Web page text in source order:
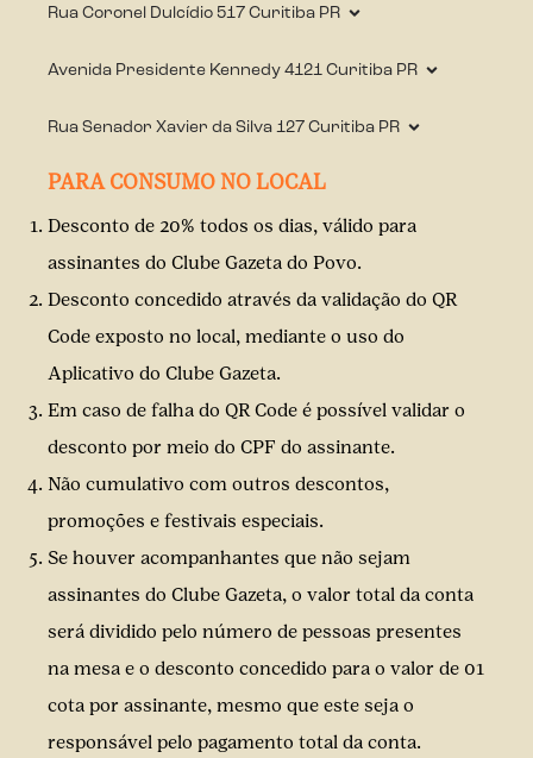
Rua Coronel Dulcídio 517 Curitiba PR
Avenida Presidente Kennedy 4121 Curitiba PR
Rua Senador Xavier da Silva 127 Curitiba PR
PARA CONSUMO NO LOCAL
Desconto de 20% todos os dias, válido para
assinantes do Clube Gazeta do Povo.
Desconto concedido através da validação do QR
Code exposto no local, mediante o uso do
Aplicativo do Clube Gazeta.
Em caso de falha do QR Code é possível validar o
desconto por meio do CPF do assinante.
Não cumulativo com outros descontos,
promoções e festivais especiais.
Se houver acompanhantes que não sejam
assinantes do Clube Gazeta, o valor total da conta
será dividido pelo número de pessoas presentes
na mesa e o desconto concedido para o valor de 01
cota por assinante, mesmo que este seja o
responsável pelo pagamento total da conta.